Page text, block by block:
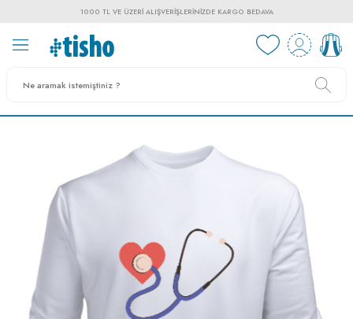
1000 TL VE ÜZERI ALIŞVERIŞLERINIZDE KARGO BEDAVA